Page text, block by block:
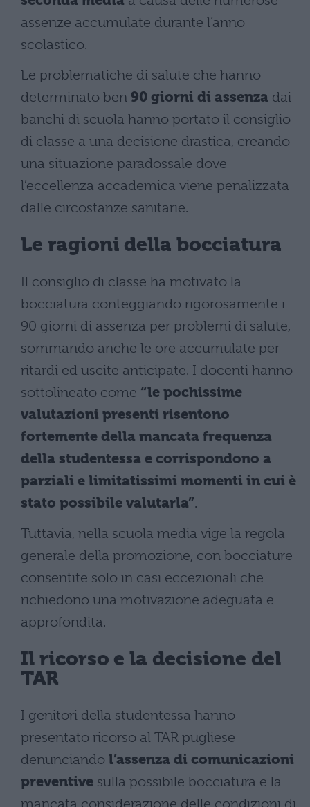
assenze accumulate durante l’anno
scolastico.
Le problematiche di salute che hanno
determinato ben 90 giorni di assenza dai
banchi di scuola hanno portato il consiglio
di classe a una decisione drastica, creando
una situazione paradossale dove
l’eccellenza accademica viene penalizzata
dalle circostanze sanitarie.
Le ragioni della bocciatura
Il consiglio di classe ha motivato la
bocciatura conteggiando rigorosamente i
90 giorni di assenza per problemi di salute,
sommando anche le ore accumulate per
ritardi ed uscite anticipate. I docenti hanno
sottolineato come “le pochissime
valutazioni presenti risentono
fortemente della mancata frequenza
della studentessa e corrispondono a
parziali e limitatissimi momenti in cui è
stato possibile valutarla”.
Tuttavia, nella scuola media vige la regola
generale della promozione, con bocciature
consentite solo in casi eccezionali che
richiedono una motivazione adeguata e
approfondita.
Il ricorso e la decisione del
TAR
I genitori della studentessa hanno
presentato ricorso al TAR pugliese
denunciando l’assenza di comunicazioni
preventive sulla possibile bocciatura e la
mancata considerazione delle condizioni di